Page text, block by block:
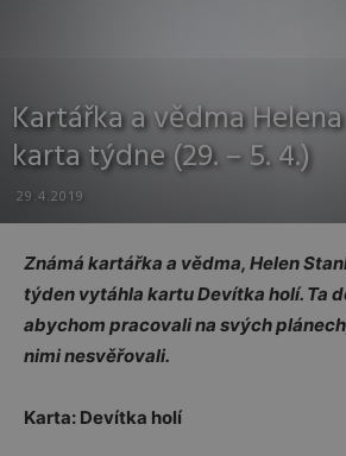
Kartářka a vědma
karta týdne (29. – 5. 4.)
29.4.2019
Známá kartářka a vědma, Helen
týden vytáhla kartu Devítka holí. Ta
abychom pracovali na svých
nimi nesvěřovali.
Karta: Devítka holí